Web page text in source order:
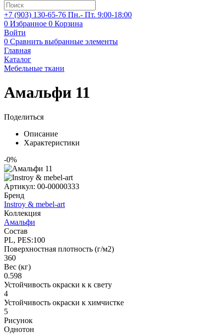
+7 (903) 130-65-76 Пн.- Пт. 9:00-18:00
0 Избранное 0 Корзина
Войти
0 Сравнить выбранные элементы
Главная
Каталог
Мебельные ткани
Амальфи 11
Поделиться
Описание
Характеристики
-0%
Артикул: 00-00000333
Бренд
Instroy & mebel-art
Коллекция
Амальфи
Состав
PL, PES:100
Поверхностная плотность (г/м2)
360
Вес (кг)
0.598
Устойчивость окраски к к свету
4
Устойчивость окраски к химчистке
5
Рисунок
Однотон